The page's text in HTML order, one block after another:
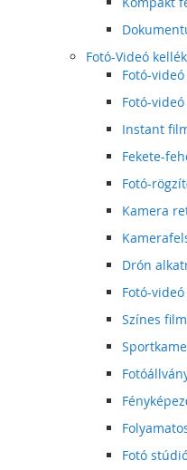
Fotó-Videó kellék
Fotó-
Fotó-
Instant
Fekete-
Fotó-
Kamera
Drón
Fotó-
Színes film
Fotó